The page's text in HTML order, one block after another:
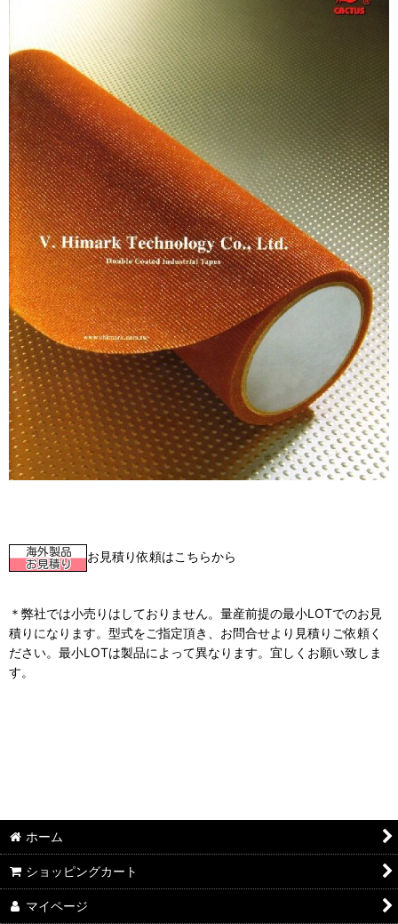
お見積り依頼はこちらから
＊弊社では小売りはしておりません。量産前提の最小LOTでのお見
積りになります。型式をご指定頂き、お問合せより見積りご依頼く
ださい。最小LOTは製品によって異なります。宜しくお願い致しま
す。
ホーム
ショッピングカート
マイページ